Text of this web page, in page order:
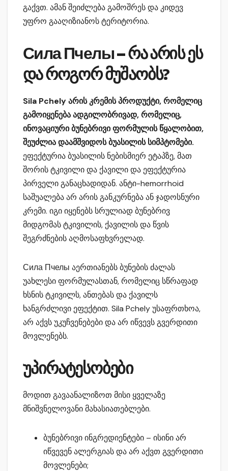
გაქვთ. ამან შეიძლება გამოშრეს და კიდევ
უფრო გააღიზიანოს ტერიტორია.
Сила Пчелы – რა არის ეს
და როგორ მუშაობს?
Sila Pchely არის კრემის პროდუქტი, რომელიც
გამოიყენება ადგილობრივად, რომელიც,
ინოვაციური ბუნებრივი ფორმულის წყალობით,
შეუძლია დაამშვიდოს ბუასილის სიმპტომები.
ეფექტურია ბუასილის ნებისმიერ ეტაპზე, მათ
შორის ტკივილი და ქავილი და ეფექტურია
პირველი განაცხადიდან. ანტი-hemorrhoid
საშუალება არ არის განკურნება ან ჯადოსნური
კრემი. იგი იყენებს სრულიად ბუნებრივ
მიდგომას ტკივილის, ქავილის და წვის
შეგრძნების აღმოსაფხვრელად.
Сила Пчелы აერთიანებს ბუნების ძალას
უახლესი ფორმულასთან, რომელიც სწრაფად
ხსნის ტკივილს, ანთებას და ქავილს
ხანგრძლივი ეფექტით. Sila Pchely უსაფრთხოა,
არ აქვს უკუჩვენებები და არ იწვევს გვერდითი
მოვლენებს.
უპირატესობები
მოდით გავაანალიზოთ მისი ყველაზე
მნიშვნელოვანი მახასიათებლები.
ბუნებრივი ინგრედიენტები – ისინი არ
იწვევენ ალერგიას და არ აქვთ გვერდითი
მოვლენები;